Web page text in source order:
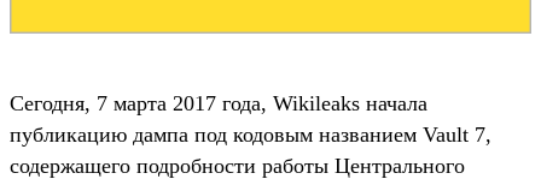
Сегодня, 7 марта 2017 года, Wikileaks начала
публикацию дампа под кодовым названием Vault 7,
содержащего подробности работы Центрального